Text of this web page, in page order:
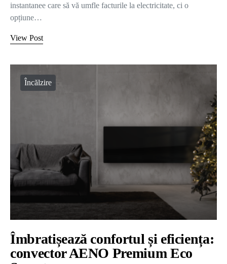
instantanee care să vă umfle facturile la electricitate, ci o
opțiune…
View Post
Încălzire
Îmbratișează confortul și eficiența:
convector AENO Premium Eco